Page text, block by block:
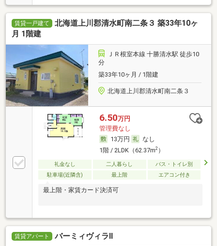
賃貸一戸建て
北海道上川郡清水町南二条３ 築33年10ヶ
月 1階建
ＪＲ根室本線 十勝清水駅 徒歩10
分
築33年10ヶ月 / 1階建
北海道上川郡清水町南二条３
6.50万円
管理費なし
13万円
なし
1階 / 2LDK（62.37m2）
礼金なし 二人暮らし
バス・トイレ別
駐車場(近隣含)
最上階 エアコン付き
最上階・家賃カード決済可
賃貸アパート バーミィヴィラⅡ